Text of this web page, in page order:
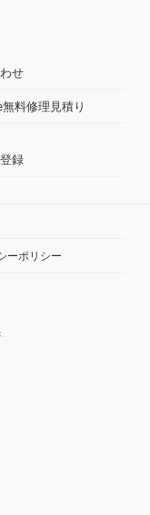
せ
料修理見積り
録
ーポリシー